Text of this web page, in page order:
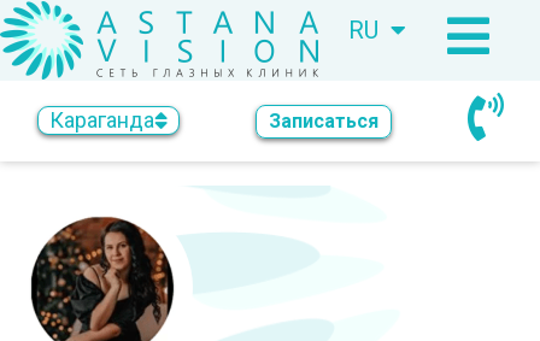
RU
KZ
Караганда Записаться